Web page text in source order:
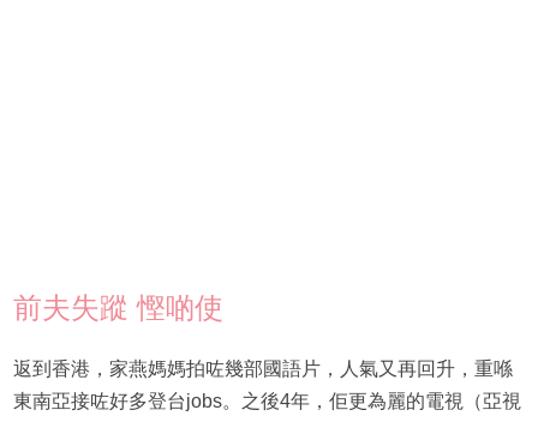
前夫失蹤 慳啲使
返到香港，家燕媽媽拍咗幾部國語片，人氣又再回升，重喺
東南亞接咗好多登台jobs。之後4年，佢更為麗的電視（亞視